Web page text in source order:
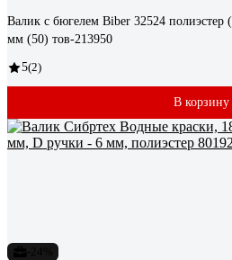
Валик с бюгелем Biber 32524
мм (50) тов-213950
5(2)
В корзину